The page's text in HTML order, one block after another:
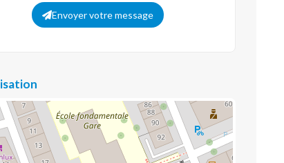
Envoyer votre message